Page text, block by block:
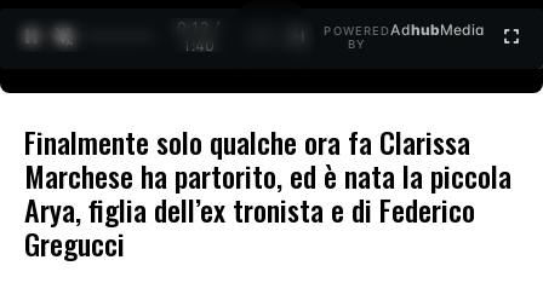
0:12 /
1:40
POWERED
BY
AdhubMedia
Finalmente solo qualche ora fa Clarissa
Marchese ha partorito, ed è nata la piccola
Arya, figlia dell’ex tronista e di Federico
Gregucci